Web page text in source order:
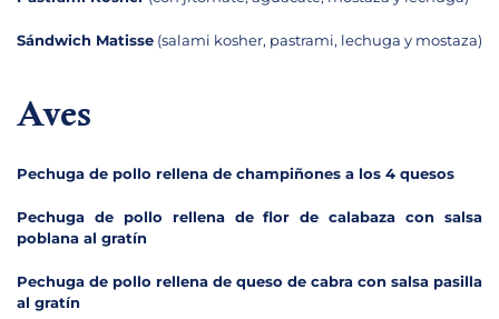
Sándwich Matisse (salami kosher, pastrami, lechuga y mostaza)
Aves
Pechuga de pollo rellena de champiñones a los 4 quesos
Pechuga de pollo rellena de flor de calabaza con salsa
poblana al gratín
Pechuga de pollo rellena de queso de cabra con salsa pasilla
al gratín